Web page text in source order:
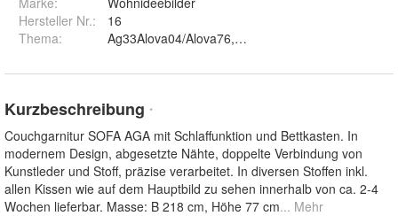
Hersteller Nr.:
16
Thema: Ag33Alova04/Alova76, Ag32Butterfly04/Alova46,
Kurzbeschreibung *
Couchgarnitur SOFA AGA mit Schlaffunktion und Bettkasten. In
modernem Design, abgesetzte Nähte, doppelte Verbindung von
Kunstleder und Stoff, präzise verarbeitet. In diversen Stoffen inkl.
allen Kissen wie auf dem Hauptbild zu sehen innerhalb von ca. 2-4
Wochen lieferbar. Masse: B 218 cm, Höhe 77 cm... Mehr